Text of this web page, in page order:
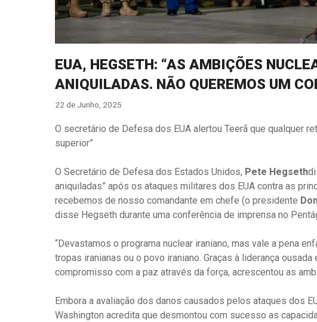
EUA, HEGSETH: “AS AMBIÇÕES
ANIQUILADAS. NÃO QUEREMOS UM
22 de Junho, 2025
O secretário de Defesa dos EUA alertou Teerã que qualquer
superior”
O Secretário de Defesa dos Estados Unidos, Pete Hegseth
aniquiladas” após os ataques militares dos EUA contra as
recebemos de nosso comandante em chefe (o presidente
disse Hegseth durante uma conferência de imprensa no
“Devastamos o programa nuclear iraniano, mas vale a pena
tropas iranianas ou o povo iraniano. Graças à liderança
compromisso com a paz através da força, acrescentou as
Embora a avaliação dos danos causados ​​pelos ataques dos
Washington acredita que desmontou com sucesso as